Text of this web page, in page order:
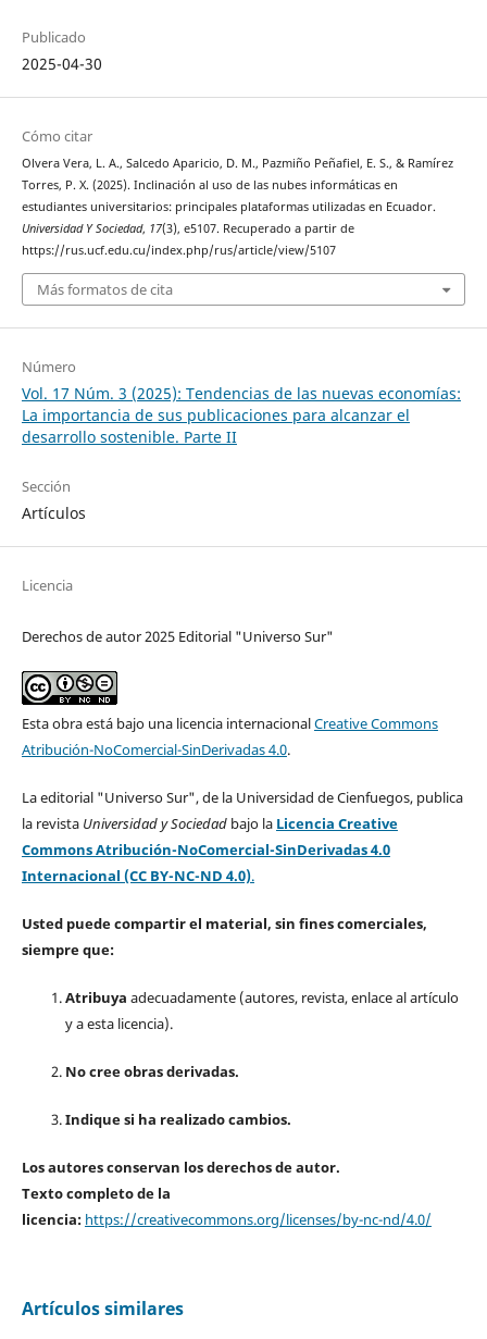
Publicado
2025-04-30
Cómo citar
Olvera Vera, L. A., Salcedo Aparicio, D. M., Pazmiño Peñafiel, E. S., & Ramírez
Torres, P. X. (2025). Inclinación al uso de las nubes informáticas en
estudiantes universitarios: principales plataformas utilizadas en Ecuador.
Universidad Y Sociedad, 17(3), e5107. Recuperado a partir de
https://rus.ucf.edu.cu/index.php/rus/article/view/5107
Más formatos de cita
Número
Vol. 17 Núm. 3 (2025): Tendencias de las nuevas economías:
La importancia de sus publicaciones para alcanzar el
desarrollo sostenible. Parte II
Sección
Artículos
Licencia
Derechos de autor 2025 Editorial "Universo Sur"
Esta obra está bajo una licencia internacionalCreative Commons
Atribución-NoComercial-SinDerivadas 4.0.
La editorial "Universo Sur", de la Universidad de Cienfuegos, publica
la revista Universidad y Sociedad bajo la Licencia Creative
Commons Atribución-NoComercial-SinDerivadas 4.0
Internacional (CC BY-NC-ND 4.0).
Usted puede compartir el material, sin fines comerciales,
siempre que:
Atribuya adecuadamente (autores, revista, enlace al artículo
y a esta licencia).
No cree obras derivadas.
Indique si ha realizado cambios.
Los autores conservan los derechos de autor.
Texto completo de la
licencia: https://creativecommons.org/licenses/by-nc-nd/4.0/
Artículos similares